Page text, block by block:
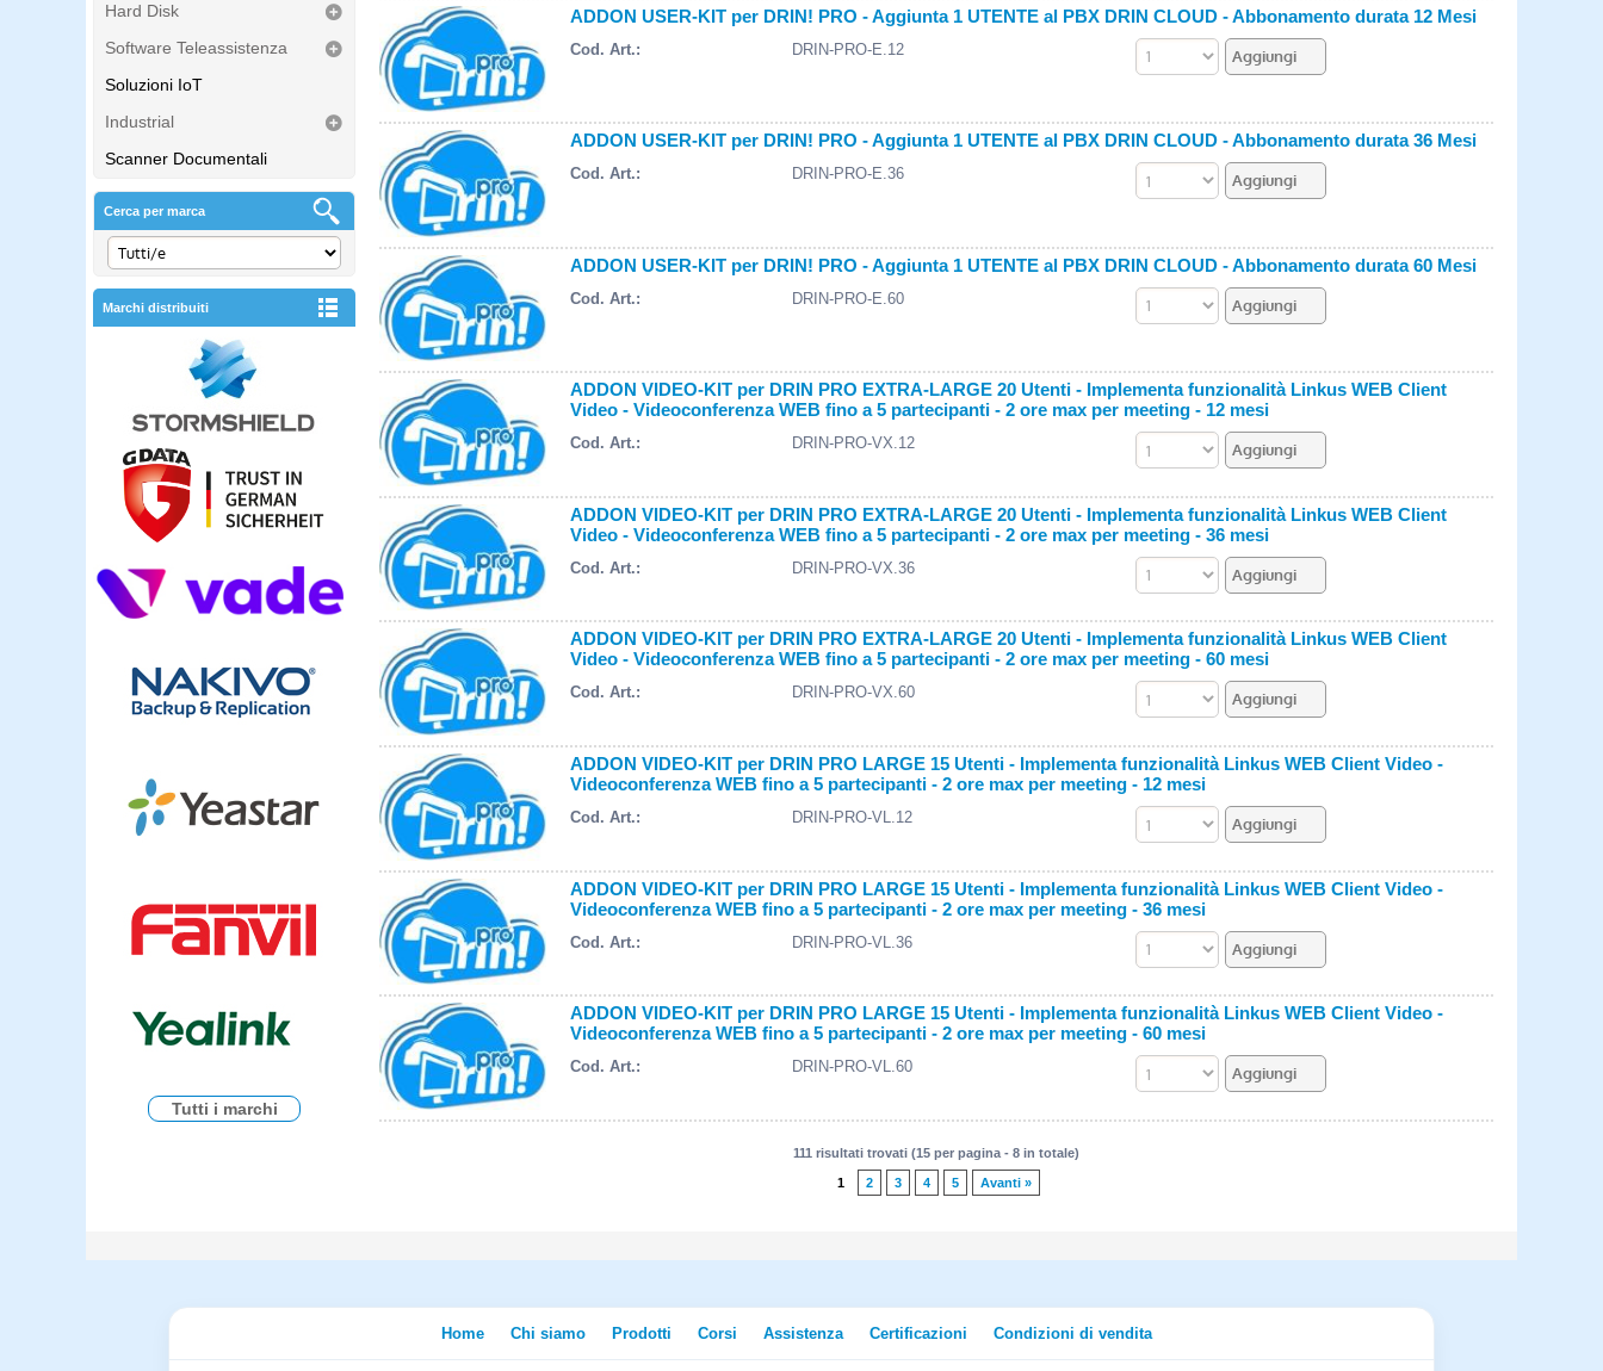
Hard Disk
Software Teleassistenza
Soluzioni IoT
Industrial
Scanner Documentali
Cerca per marca
Marchi distribuiti
Tutti i marchi
ADDON USER-KIT per DRIN! PRO - Aggiunta 1 UTENTE al PBX DRIN CLOUD - Abbonamento durata 12 Mesi
Cod. Art.: DRIN-PRO-E.12
ADDON USER-KIT per DRIN! PRO - Aggiunta 1 UTENTE al PBX DRIN CLOUD - Abbonamento durata 36 Mesi
Cod. Art.: DRIN-PRO-E.36
ADDON USER-KIT per DRIN! PRO - Aggiunta 1 UTENTE al PBX DRIN CLOUD - Abbonamento durata 60 Mesi
Cod. Art.: DRIN-PRO-E.60
ADDON VIDEO-KIT per DRIN PRO EXTRA-LARGE 20 Utenti - Implementa funzionalità Linkus WEB Client
Video - Videoconferenza WEB fino a 5 partecipanti - 2 ore max per meeting - 12 mesi
Cod. Art.: DRIN-PRO-VX.12
ADDON VIDEO-KIT per DRIN PRO EXTRA-LARGE 20 Utenti - Implementa funzionalità Linkus WEB Client
Video - Videoconferenza WEB fino a 5 partecipanti - 2 ore max per meeting - 36 mesi
Cod. Art.: DRIN-PRO-VX.36
ADDON VIDEO-KIT per DRIN PRO EXTRA-LARGE 20 Utenti - Implementa funzionalità Linkus WEB Client
Video - Videoconferenza WEB fino a 5 partecipanti - 2 ore max per meeting - 60 mesi
Cod. Art.: DRIN-PRO-VX.60
ADDON VIDEO-KIT per DRIN PRO LARGE 15 Utenti - Implementa funzionalità Linkus WEB Client Video -
Videoconferenza WEB fino a 5 partecipanti - 2 ore max per meeting - 12 mesi
Cod. Art.: DRIN-PRO-VL.12
ADDON VIDEO-KIT per DRIN PRO LARGE 15 Utenti - Implementa funzionalità Linkus WEB Client Video -
Videoconferenza WEB fino a 5 partecipanti - 2 ore max per meeting - 36 mesi
Cod. Art.: DRIN-PRO-VL.36
ADDON VIDEO-KIT per DRIN PRO LARGE 15 Utenti - Implementa funzionalità Linkus WEB Client Video -
Videoconferenza WEB fino a 5 partecipanti - 2 ore max per meeting - 60 mesi
Cod. Art.: DRIN-PRO-VL.60
111 risultati trovati (15 per pagina - 8 in totale)
1 2 3 4 5 Avanti »
Home Chi siamo Prodotti Corsi Assistenza Certificazioni Condizioni di vendita